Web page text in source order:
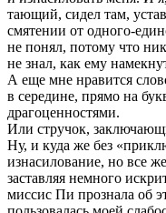
тающий, сидел там,
смятении от одного-
не понял, потому что
не знал, как ему
А еще мне нравится
в середине, прямо на
драгоценностями.
Или стручок,
Ну, и куда же без
изнасилование, но все
заставляя немного
миссис Пи прознала об